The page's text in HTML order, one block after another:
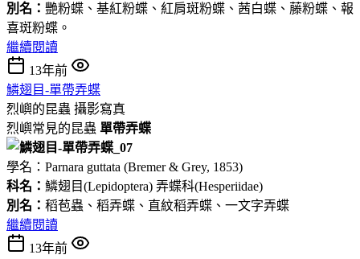
別名： 艷粉蝶、基紅粉蝶、紅肩斑粉蝶、茜白蝶、藤粉蝶、報
喜斑粉蝶。
繼續閱讀
13年前
鱗翅目-單帶弄蝶
烈嶼的昆蟲 攝影寫真
烈嶼常見的昆蟲 單帶弄蝶
學名：Parnara guttata (Bremer & Grey, 1853)
科名： 鱗翅目(Lepidoptera) 弄蝶科(Hesperiidae)
別名： 稻苞蟲、稻弄蝶、直紋稻弄蝶、一文字弄蝶
繼續閱讀
13年前